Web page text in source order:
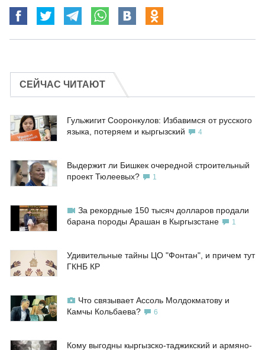
СЕЙЧАС ЧИТАЮТ
Гульжигит Сооронкулов: Избавимся от русского
языка, потеряем и кыргызский
4
Выдержит ли Бишкек очередной строительный
проект Тюлеевых?
1
За рекордные 150 тысяч долларов продали
барана породы Арашан в Кыргызстане
1
Удивительные тайны ЦО "Фонтан", и причем тут
ГКНБ КР
Что связывает Ассоль Молдокматову и
Камчы Кольбаева?
6
Кому выгодны кыргызско-таджикский и армяно-